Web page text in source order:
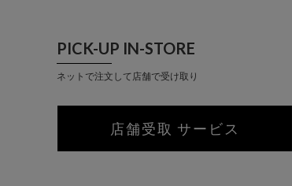
PICK-UP IN-STORE
ネットで注文して店舗で受け取り
店舗受取 サービス